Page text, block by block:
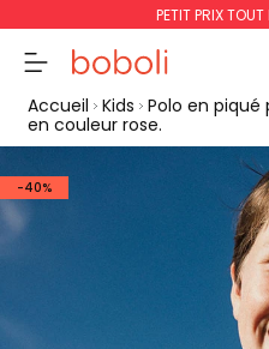
PETIT PRIX
Sous-total
Accueil Kids Polo en
en couleur rose.
-40%